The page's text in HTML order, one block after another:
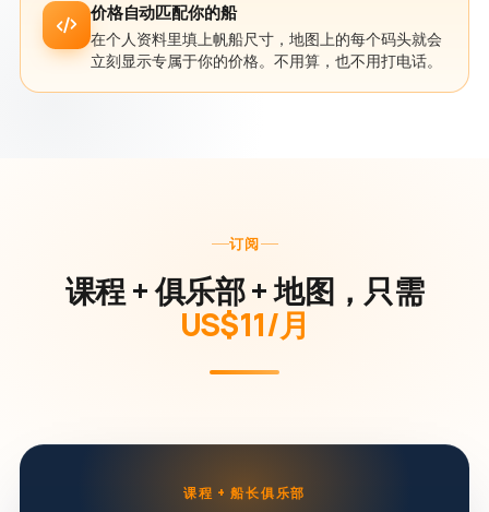
价格自动匹配你的船
在个人资料里填上帆船尺寸，地图上的每个码头就会
立刻显示专属于你的价格。不用算，也不用打电话。
订阅
课程 + 俱乐部 + 地图，只需
US$11/月
课程 + 船长俱乐部